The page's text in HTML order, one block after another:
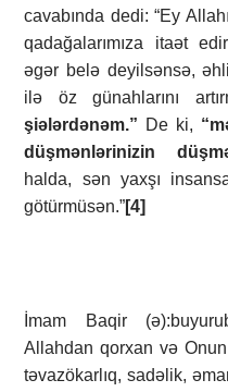
cavabında dedi: “Ey
qadağalarımıza itaət
əgər belə deyilsənsə,
ilə öz günahlarını
şiələrdənəm.” De ki,
düşmənlərinizin
halda, sən yaxşı
götürmüsən.”[4]
İmam Baqir
Allahdan qorxan və
təvazökarlıq, sadəlik,